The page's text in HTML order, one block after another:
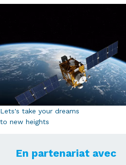
Lets's take your dreams
to new heights
En partenariat avec